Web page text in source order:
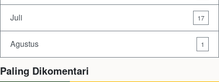
Juli 17
Agustus 1
Paling Dikomentari